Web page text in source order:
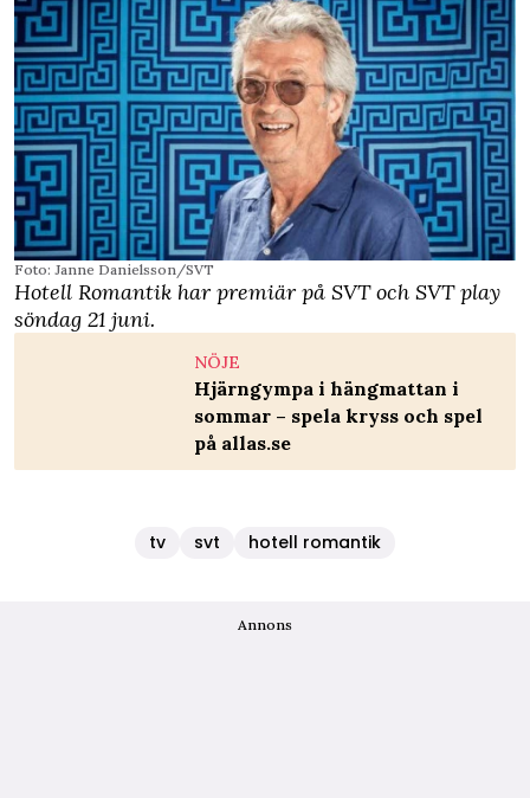
Foto: Janne Danielsson/SVT
Hotell Romantik har premiär på SVT och SVT play
söndag 21 juni.
NÖJE
Hjärngympa i hängmattan i
sommar – spela kryss och spel
på allas.se
tv svt hotell romantik
Annons